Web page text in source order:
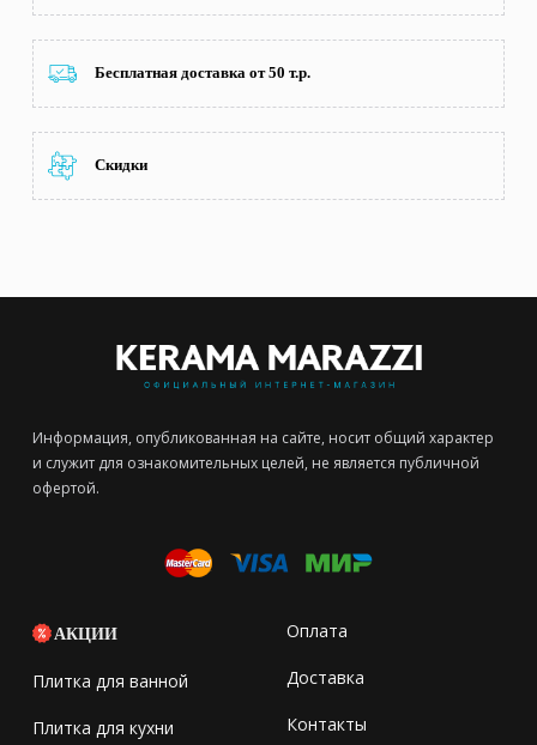
Бесплатная доставка от 50 т.р.
Скидки
Информация, опубликованная на сайте, носит общий характер
и служит для ознакомительных целей, не является публичной
офертой.
АКЦИИ
Плитка для ванной
Плитка для кухни
Оплата
Доставка
Контакты